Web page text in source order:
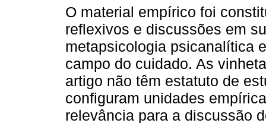
O material empírico foi
reflexivos e discussões em
metapsicologia psicanalítica
campo do cuidado. As
artigo não têm estatuto de
configuram unidades
relevância para a discussão